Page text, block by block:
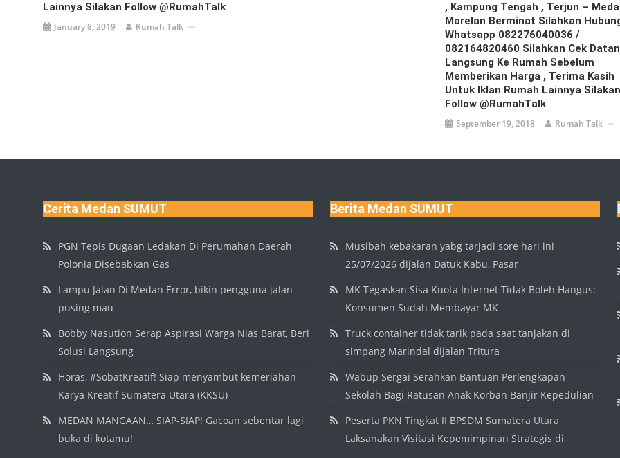
Lainnya Silakan Follow @RumahTalk
January 8, 2019 Rumah Talk
, Kampung Tengah , Terjun –
Marelan Berminat Silahkan
Whatsapp 082276040036 /
082164820460 Silahkan Cek
Langsung Ke Rumah Sebelum
Memberikan Harga , Terima Kasih
Untuk Iklan Rumah Lainnya Silakan
Follow @RumahTalk
September 19, 2018 Rumah Talk
Cerita Medan SUMUT
PGN Tepis Dugaan Ledakan Di Perumahan Daerah
Polonia Disebabkan Gas
Lampu Jalan Di Medan Error, bikin pengguna jalan
pusing mau
Bobby Nasution Serap Aspirasi Warga Nias Barat, Beri
Solusi Langsung
Horas, #SobatKreatif! Siap menyambut kemeriahan
Karya Kreatif Sumatera Utara (KKSU)
MEDAN MANGAAN… SIAP-SIAP! Gacoan sebentar lagi
buka di kotamu!
Berita Medan SUMUT
Musibah kebakaran yabg tarjadi sore hari ini
25/07/2026 dijalan Datuk Kabu, Pasar
MK Tegaskan Sisa Kuota Internet Tidak Boleh Hangus:
Konsumen Sudah Membayar MK
Truck container tidak tarik pada saat tanjakan di
simpang Marindal dijalan Tritura
Wabup Sergai Serahkan Bantuan Perlengkapan
Sekolah Bagi Ratusan Anak Korban Banjir Kepedulian
Peserta PKN Tingkat II BPSDM Sumatera Utara
Laksanakan Visitasi Kepemimpinan Strategis di